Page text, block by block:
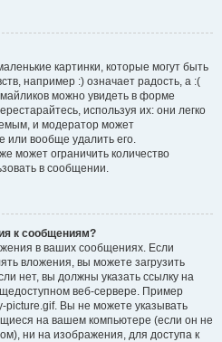
картинки, которые могут быть
например :) означает радость, а :(
можно увидеть в форме
используя их: они легко
и модератор может
или вообще удалить его.
может ограничить количество
в сообщении.
к сообщениям?
в ваших сообщениях. Если
вложения, вы можете загрузить
нет, вы должны указать ссылку на
веб-сервере. Пример
picture.gif. Вы не можете указывать
на вашем компьютере (если он не
ни на изображения, для доступа к